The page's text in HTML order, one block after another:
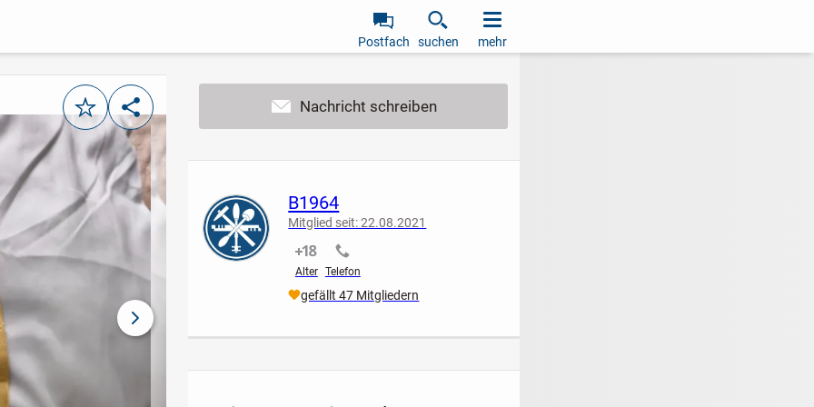
Postfach suchen mehr
MerkenTeilen
nächstes Bild
B1964
Mitglied seit: 22.08.2021
Alter
nicht verifiziert
Telefon
nicht verifiziert
gefällt 47 Mitgliedern